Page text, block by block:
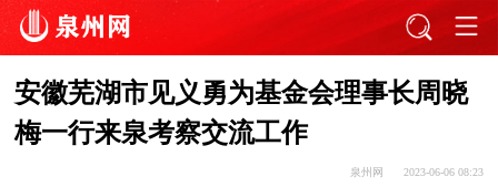
安徽芜湖市见义勇为基金会理事长周晓
梅一行来泉考察交流工作
泉州网 2023-06-06 08:23